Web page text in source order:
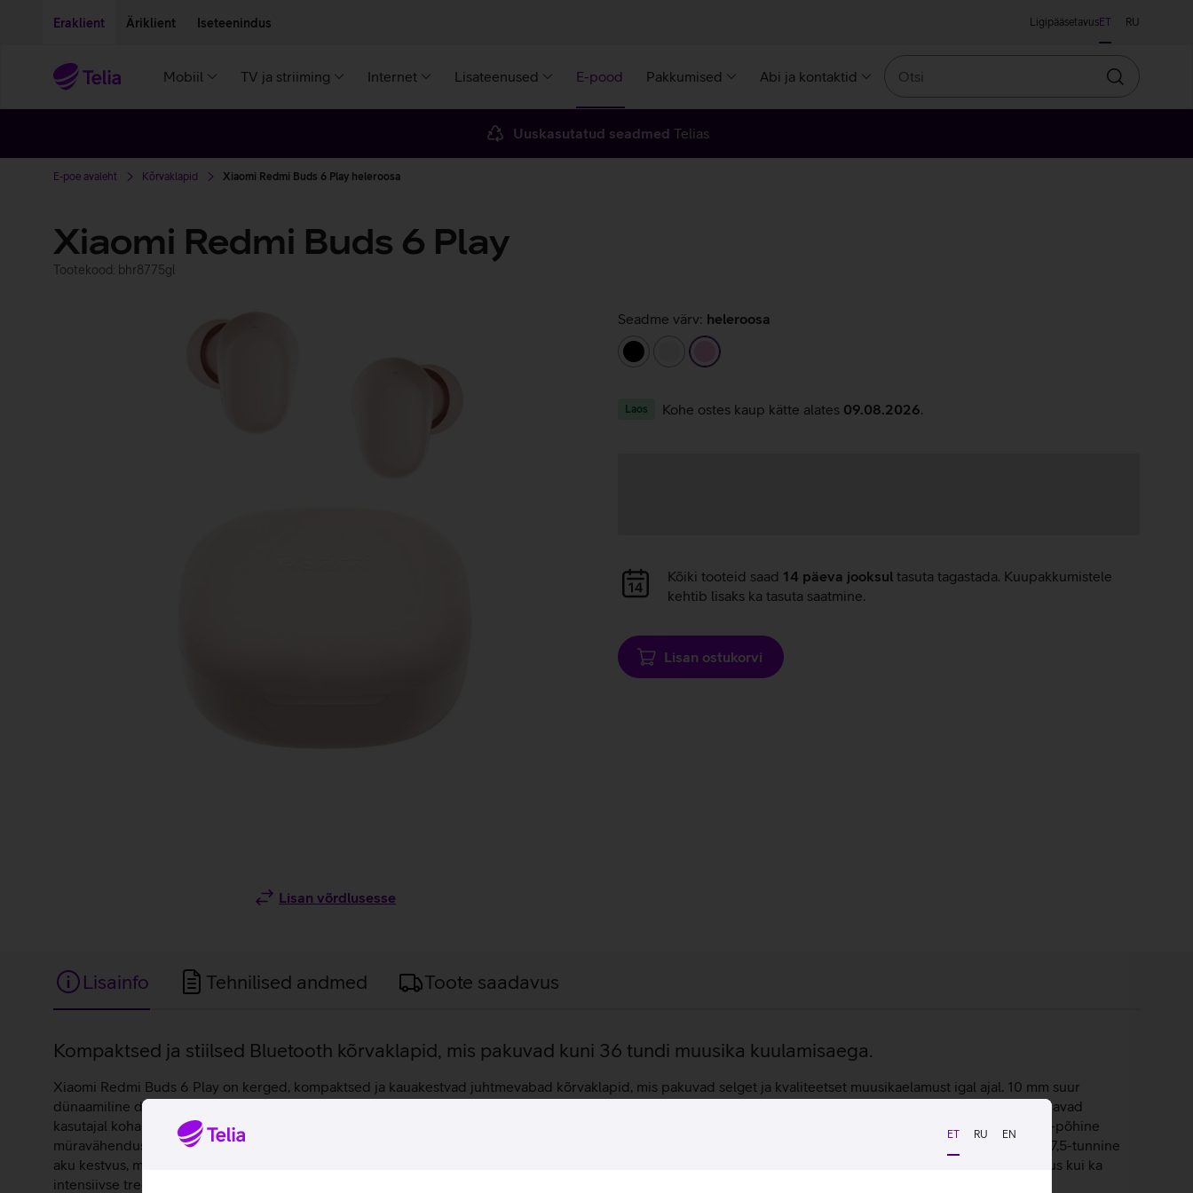
ET RU EN
Eraklient Äriklient Iseteenindus LigipääsetavusET RU
Mobiil TV ja striiming Internet Lisateenused E-pood Pakkumised Abi ja kontaktid
Otsin
Uuskasutatud seadmed Telias
E-poe avaleht Kõrvaklapid Xiaomi Redmi Buds 6 Play heleroosa
Xiaomi Redmi Buds 6 Play
Tootekood: bhr8775gl
Lisan võrdlusesse
Seadme värv: heleroosa
must
valge heleroosa
Laos Kohe ostes kaup kätte alates 09.08.2026
Andmete
laadimine
Kõiki tooteid saad 14 päeva jooksul tasuta tagastada. Kuupakkumistele
kehtib lisaks ka tasuta saatmine.
Lisan ostukorvi
Lisainfo Tehnilised andmed Toote saadavus
Lisainfo
Kompaktsed ja stiilsed Bluetooth kõrvaklapid, mis pakuvad kuni 36 tundi muusika kuulamisaega.
Xiaomi Redmi Buds 6 Play on kerged, kompaktsed ja kauakestvad juhtmevabad kõrvaklapid, mis pakuvad selget ja kvaliteetset muusikaelamust igal ajal. 10 mm suur
dünaamiline draiver, mille on häälestanud Xiaomi Acoustic Lab, tagab selge, detailirohke ja tasakaalustatud heliedastuse. Viis eelseadistatud EQ‑režiimi võimaldavad
kasutajal kohandada helipilti vastavalt individuaalsetele eelistustele, olgu eesmärgiks sügavam bass, paremini esile tõstetud vokaalid või neutraalsem üldheli. AI-põhine
müravähendusalgoritm suudab eristada inimhäält ümbritsevast taustamürast, mis tagab kõnede selguse ka mürarikastes keskkondades. Kõrvaklappidel on kuni 7,5-tunnine
aku kestvus, mida on võimalik laadimiskarbi abil pikendada tervelt 36 tunnini. Kõrvaklapid on IPX4 higi- ja veekindlusega, mistõttu saab neid kasutada vihmasajus kui ka
intensiivse treeningu ajal.